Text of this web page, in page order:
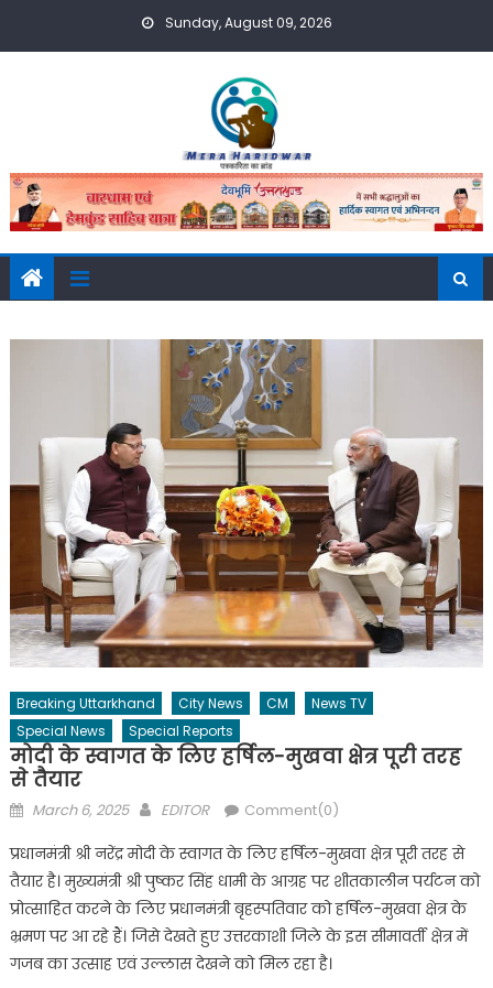
Sunday, August 09, 2026
Breaking Uttarkhand City News CM
News TV
Special News
Special Reports
मोदी के स्वागत के लिए हर्षिल-मुखवा क्षेत्र पूरी तरह
से तैयार
Posted
March 6, 2025 Author
EDITOR Comment(0)
प्रधानमंत्री श्री नरेंद्र मोदी के स्वागत के लिए हर्षिल-मुखवा क्षेत्र पूरी तरह से
तैयार है। मुख्यमंत्री श्री पुष्कर सिंह धामी के आग्रह पर शीतकालीन पर्यटन को
प्रोत्साहित करने के लिए प्रधानमंत्री बृहस्पतिवार को हर्षिल-मुखवा क्षेत्र के
भ्रमण पर आ रहे हैं। जिसे देखते हुए उत्तरकाशी जिले के इस सीमावर्ती क्षेत्र में
गजब का उत्साह एवं उल्लास देखने को मिल रहा है।